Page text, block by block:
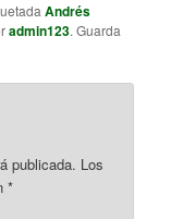
Andrés
admin123. Guarda
publicada. Los
*